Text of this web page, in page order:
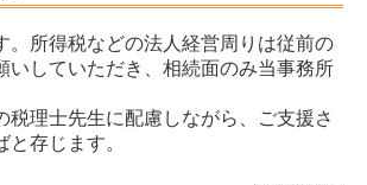
。所得税などの法人経営周りは従前の
いしていただき、相続面のみ当事務所
税理士先生に配慮しながら、ご支援さ
存じます。